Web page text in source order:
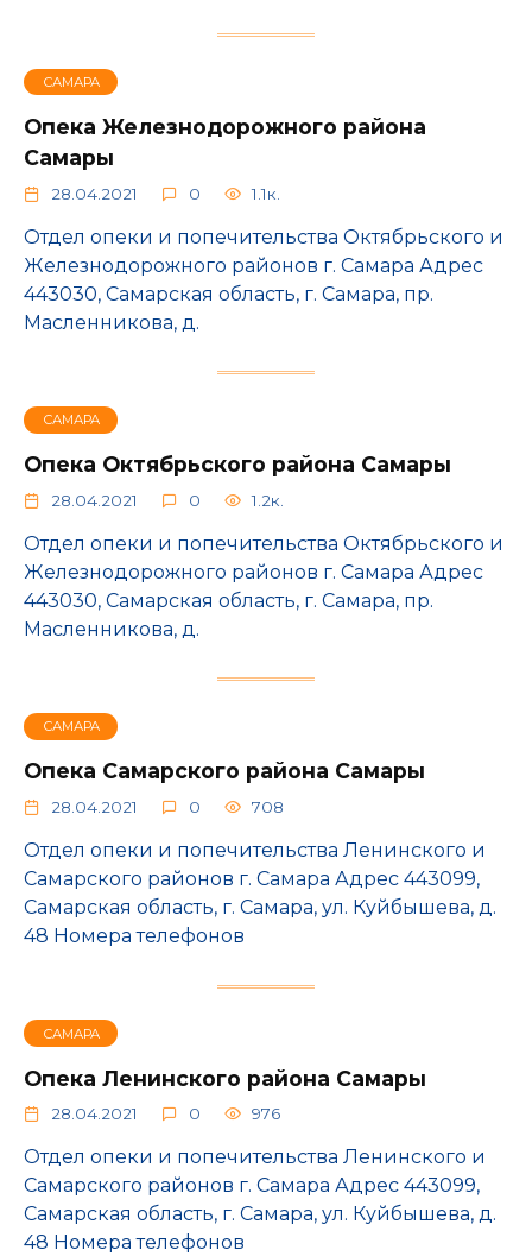
САМАРА
Опека Железнодорожного района
Самары
28.04.2021 0 1.1к.
Отдел опеки и попечительства Октябрьского и
Железнодорожного районов г. Самара Адрес
443030, Самарская область, г. Самара, пр.
Масленникова, д.
САМАРА
Опека Октябрьского района Самары
28.04.2021 0 1.2к.
Отдел опеки и попечительства Октябрьского и
Железнодорожного районов г. Самара Адрес
443030, Самарская область, г. Самара, пр.
Масленникова, д.
САМАРА
Опека Самарского района Самары
28.04.2021 0 708
Отдел опеки и попечительства Ленинского и
Самарского районов г. Самара Адрес 443099,
Самарская область, г. Самара, ул. Куйбышева, д.
48 Номера телефонов
САМАРА
Опека Ленинского района Самары
28.04.2021 0 976
Отдел опеки и попечительства Ленинского и
Самарского районов г. Самара Адрес 443099,
Самарская область, г. Самара, ул. Куйбышева, д.
48 Номера телефонов